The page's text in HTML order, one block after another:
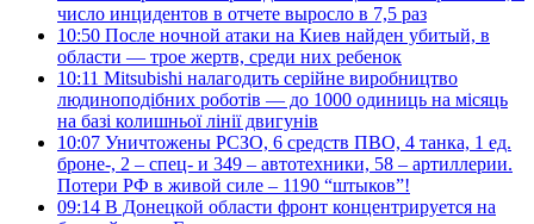
число инцидентов в отчете выросло в 7,5 раз
10:50 После ночной атаки на Киев найден убитый, в
области — трое жертв, среди них ребенок
10:11 Mitsubishi налагодить серійне виробництво
людиноподібних роботів — до 1000 одиниць на місяць
на базі колишньої лінії двигунів
10:07 Уничтожены РСЗО, 6 средств ПВО, 4 танка, 1 ед.
броне-, 2 – спец- и 349 – автотехники, 58 – артиллерии.
Потери РФ в живой силе – 1190 “штыков”!
09:14 В Донецкой области фронт концентрируется на